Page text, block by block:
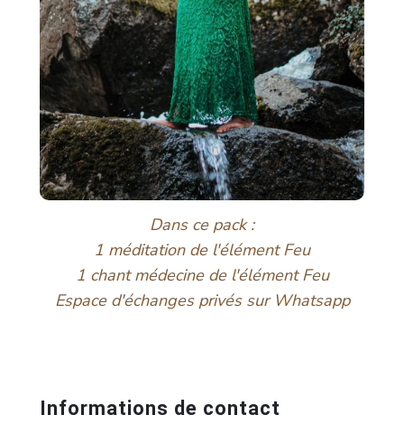
Dans ce pack :
1 méditation de l'élément Feu
1 chant médecine de l'élément Feu
Espace d'échanges privés sur Whatsapp
Informations de contact